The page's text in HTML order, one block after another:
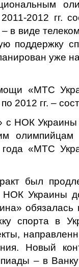
2012 гг.
в виде
уже
«МТС
2012 гг. –
с НОК Украины
«МТС
был
НОК Украины
обязалась
спорта в
Новый
– в